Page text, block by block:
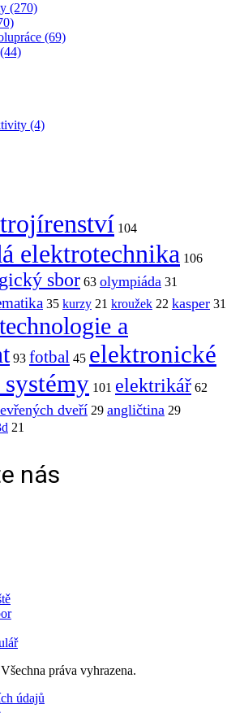
(270)
(69)
(4)
104
elektrotechnika 106
sbor 63 olympiáda 31
35 kurzy 21 kroužek 22 kasper 31
a
93 fotbal 45 elektronické
101 elektrikář 62
dveří 29 angličtina 29
21
nás
práva vyhrazena.
údajů